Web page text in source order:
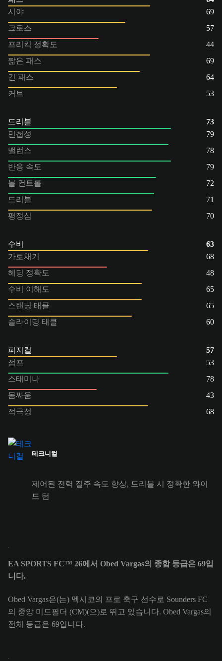
시야
69
크로스
57
프리킥 정확도
44
짧은 패스
69
긴 패스
64
커브
53
드리블
73
민첩성
79
밸런스
78
반응 속도
79
볼 컨트롤
72
드리블
71
평정심
70
수비
63
가로채기
68
헤딩 정확도
48
수비 이해도
65
스탠딩 태클
65
슬라이딩 태클
60
피지컬
57
점프
53
스태미나
78
몸싸움
43
적극성
68
테크니컬
제어된 전력 질주 속도 향상, 드리블 시 정확한 와이
드 턴
EA SPORTS FC™ 26에서 Obed Vargas의 종합 등급은 69입
니다.
Obed Vargas은(는) 멕시코의 프로 축구 선수로 Sounders FC
의 중앙 미드필더 (CM)(으)로 뛰고 있습니다. Obed Vargas의
전체 등급은 69입니다.